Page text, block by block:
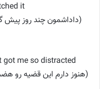
it
(داداشمون چند روز
got me so distracted
(هنوز دارم این قضیه رو